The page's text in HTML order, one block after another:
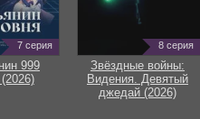
7 серия
999
8 серия
Звёздные войны:
Видения. Девятый
джедай (2026)